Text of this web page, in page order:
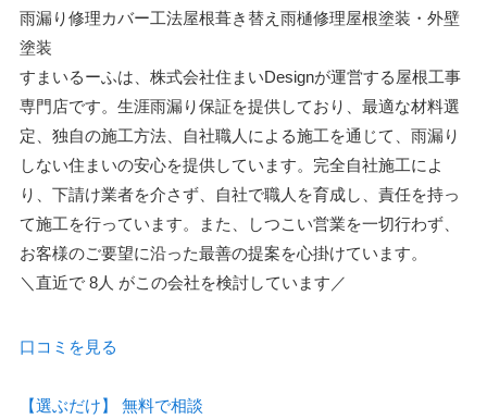
雨漏り修理カバー工法屋根葺き替え 雨樋修理屋根塗装・外壁
塗装
すまいるーふは、株式会社住まいDesignが運営する屋根工事
専門店です。生涯雨漏り保証を提供しており、最適な材料選
定、独自の施工方法、自社職人による施工を通じて、雨漏り
しない住まいの安心を提供しています。完全自社施工によ
り、下請け業者を介さず、自社で職人を育成し、責任を持っ
て施工を行っています。また、しつこい営業を一切行わず、
お客様のご要望に沿った最善の提案を心掛けています。
＼直近で 8人 がこの会社を検討しています／
口コミを見る
【選ぶだけ】 無料で相談